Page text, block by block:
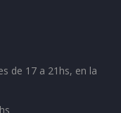
de 17 a 21hs, en la